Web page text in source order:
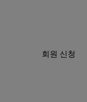
회원 신청